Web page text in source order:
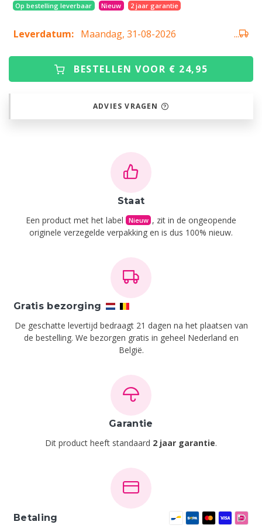
Op bestelling leverbaar Nieuw 2 jaar garantie
Leverdatum: Maandag, 31-08-2026 ...
BESTELLEN VOOR € 24,95
ADVIES VRAGEN
Staat
Een product met het label Nieuw , zit in de ongeopende
originele verzegelde verpakking en is dus 100% nieuw.
Gratis bezorging
De geschatte levertijd bedraagt 21 dagen na het plaatsen van
de bestelling. We bezorgen gratis in geheel Nederland en
België.
Garantie
Dit product heeft standaard 2 jaar garantie.
Betaling